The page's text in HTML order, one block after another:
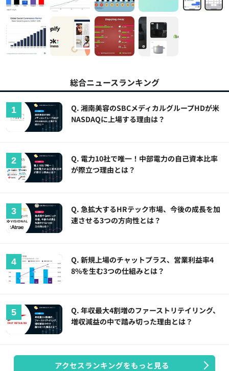
総合ニュースランキング
Q. 湘南美容のSBCメディカルグループHDが米
NASDAQに上場する理由は？
Q. 電力10社で唯一！中部電力の自己資本比率
が際立つ理由とは？
Q. 急拡大するHRテック市場、今後の成長を加
速させる3つの方向性とは？
Q. 新規上場のチャットプラス、営業利益率4
8%を生む3つの仕組みとは？
Q. 年収最大4割増のファーストリテイリング、
増収減益の中で踏み切った理由とは？
アクセスランキングをもっと見る